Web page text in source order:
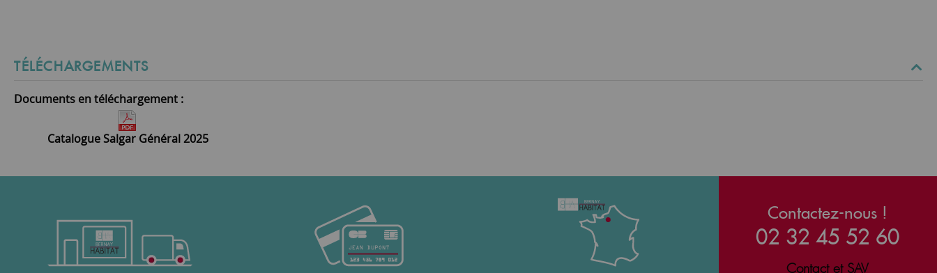
TÉLÉCHARGEMENTS
Documents en téléchargement :
Catalogue Salgar Général 2025
Contactez-nous !
02 32 45 52 60
Contact et SAV